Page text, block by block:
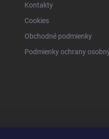
Kontakty
Cookies
Obchodné podmienky
Podmienky ochrany